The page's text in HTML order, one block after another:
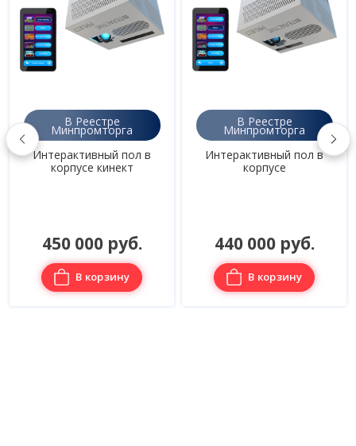
В Реестре
Минпромторга
Интерактивный пол в
корпусе кинект
450 000 руб.
В корзину
В Реестре
Минпромторга
Интерактивный пол в
корпусе
440 000 руб.
В корзину